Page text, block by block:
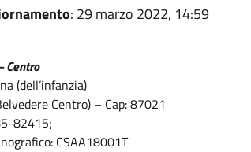
: 29 marzo 2022, 14:59
Centro
(dell’infanzia)
Centro) – Cap: 87021
82415;
CSAA18001T